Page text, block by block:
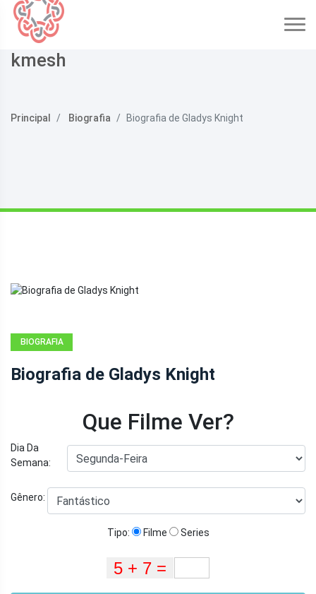
kmesh
Principal Biografia Biografia de Gladys Knight
BIOGRAFIA
Biografia de Gladys Knight
Que Filme Ver?
Dia Da
Semana:
Gênero:
Tipo: Filme Series